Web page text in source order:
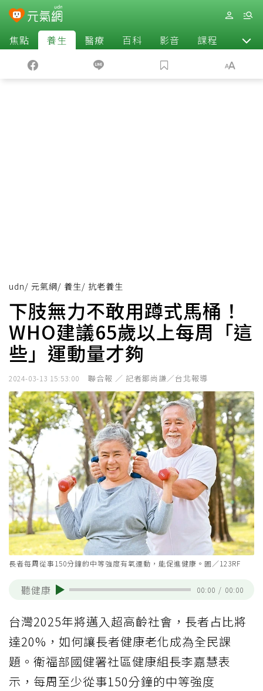
焦點 養生 醫療 百科 影音 課程 退休
udn/ 元氣網/ 養生/ 抗老養生
下肢無力不敢用蹲式馬桶！
WHO建議65歲以上每周「這
些」運動量才夠
2024-03-13 15:53:00 聯合報 ／ 記者鄒尚謙／台北報導
長者每周從事150分鐘的中等強度有氧運動，能促進健康。圖／123RF
聽健康 00:00 / 00:00
台灣2025年將邁入超高齡社會，長者占比將
達20%，如何讓長者健康老化成為全民課
題。衛福部國健署社區健康組長李嘉慧表
示，每周至少從事150分鐘的中等強度